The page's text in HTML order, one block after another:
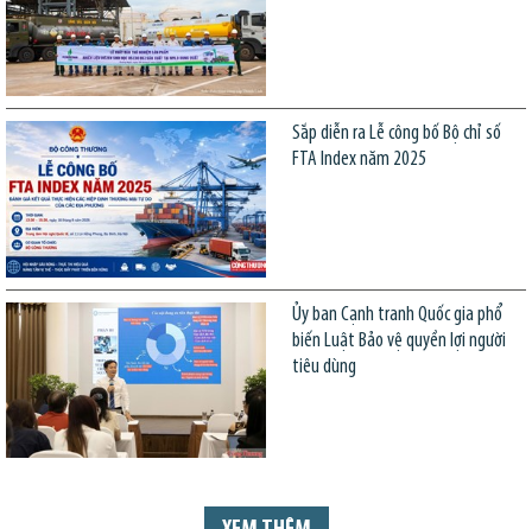
Sắp diễn ra Lễ công bố Bộ chỉ số
FTA Index năm 2025
Ủy ban Cạnh tranh Quốc gia phổ
biến Luật Bảo vệ quyền lợi người
tiêu dùng